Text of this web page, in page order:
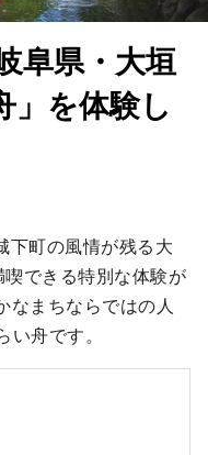
阜県・大垣
」を体験し
下町の風情が残る大
できる特別な体験が
なまちならではの人
舟です。